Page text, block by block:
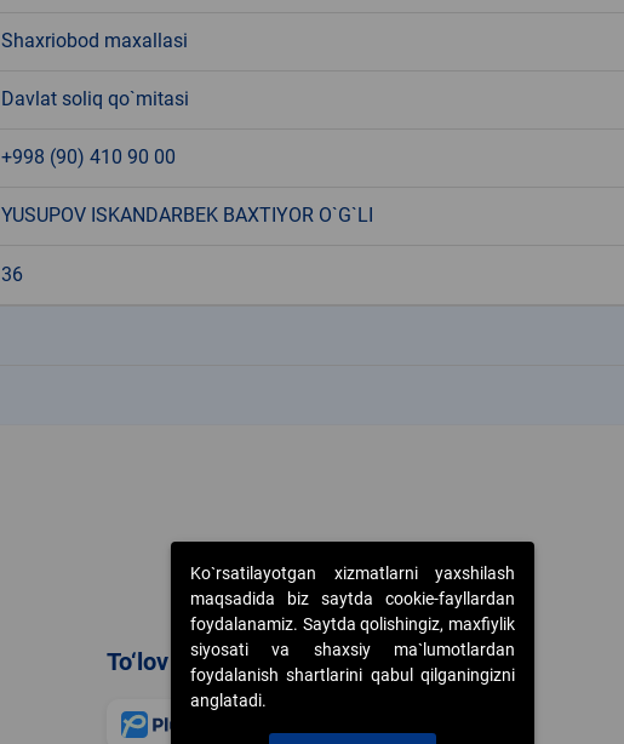
Shaxriobod maxallasi
Davlat soliq qo`mitasi
+998 (90) 410 90 00
YUSUPOV ISKANDARBEK BAXTIYOR O`G`LI
36
To‘lov usullari
Ko`rsatilayotgan xizmatlarni yaxshilash
maqsadida biz saytda cookie-fayllardan
foydalanamiz. Saytda qolishingiz, maxfiylik
siyosati va shaxsiy ma`lumotlardan
foydalanish shartlarini qabul qilganingizni
anglatadi.